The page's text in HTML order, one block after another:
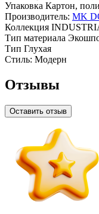
Упаковка Картон,
Производитель: MK
Коллекция
Тип материала
Тип Глухая
Стиль: Модерн
Отзывы
Оставить отзыв